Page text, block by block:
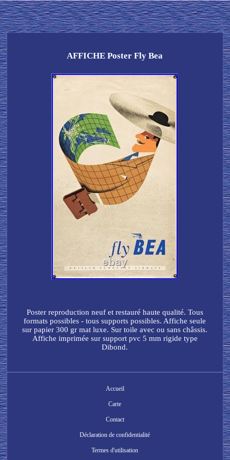
AFFICHE Poster Fly Bea
Poster reproduction neuf et restauré haute qualité. Tous
formats possibles - tous supports possibles. Affiche seule
sur papier 300 gr mat luxe. Sur toile avec ou sans châssis.
Affiche imprimée sur support pvc 5 mm rigide type
Dibond.
Accueil
Carte
Contact
Déclaration de confidentialité
Termes d'utilisation